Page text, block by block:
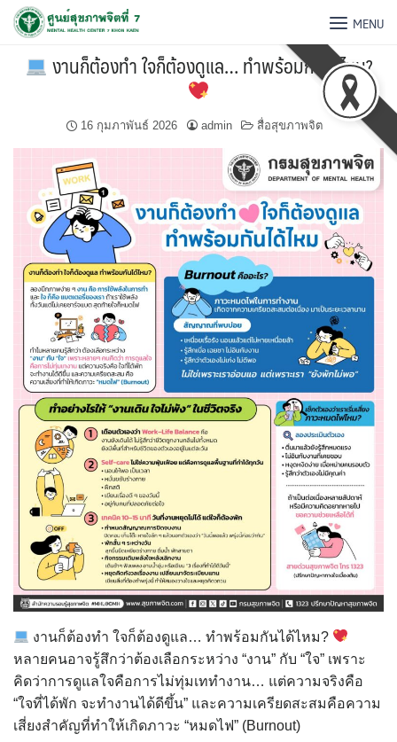
MENU
งานก็ต้องทำ ใจก็ต้องดูแล… ทำพร้อมกันได้ไหม?
16 กุมภาพันธ์ 2026 admin สื่อสุขภาพจิต
งานก็ต้องทำ ใจก็ต้องดูแล… ทำพร้อมกันได้ไหม?
หลายคนอาจรู้สึกว่าต้องเลือกระหว่าง “งาน” กับ “ใจ” เพราะ
คิดว่าการดูแลใจคือการไม่ทุ่มเททำงาน… แต่ความจริงคือ
“ใจที่ได้พัก จะทำงานได้ดีขึ้น” และความเครียดสะสมคือความ
เสี่ยงสำคัญที่ทำให้เกิดภาวะ “หมดไฟ” (Burnout)